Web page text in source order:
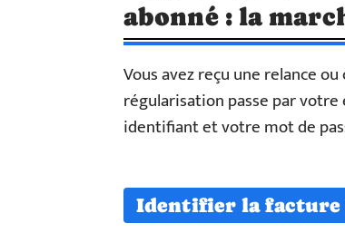
abonné : la
Vous avez reçu une relance
régularisation passe par votre
identifiant et votre mot de
Identifier la facture